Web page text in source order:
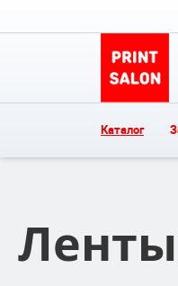
Каталог